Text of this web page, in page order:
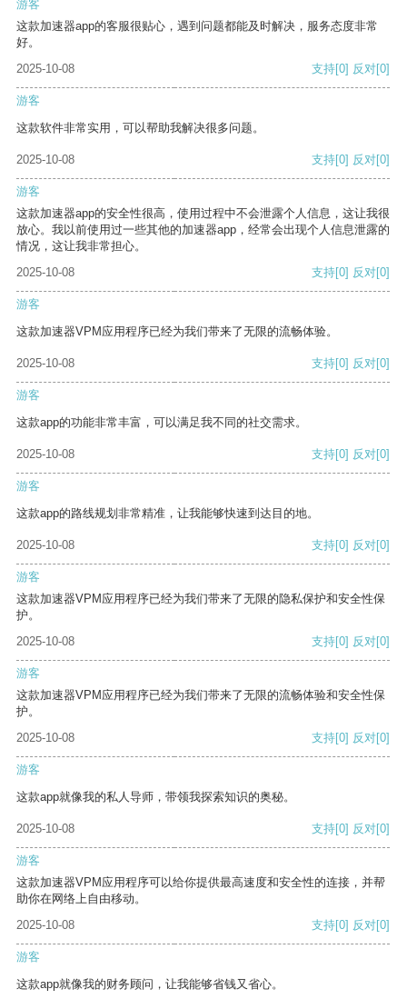
游客
这款加速器app的客服很贴心，遇到问题都能及时解决，服务态度非常
好。
2025-10-08
支持[0] 反对[0]
游客
这款软件非常实用，可以帮助我解决很多问题。
2025-10-08 支持[0] 反对[0]
游客
这款加速器app的安全性很高，使用过程中不会泄露个人信息，这让我很
放心。我以前使用过一些其他的加速器app，经常会出现个人信息泄露的
情况，这让我非常担心。
2025-10-08
支持[0] 反对[0]
游客
这款加速器VPM应用程序已经为我们带来了无限的流畅体验。
2025-10-08 支持[0] 反对[0]
游客
这款app的功能非常丰富，可以满足我不同的社交需求。
2025-10-08 支持[0] 反对[0]
游客
这款app的路线规划非常精准，让我能够快速到达目的地。
2025-10-08 支持[0] 反对[0]
游客
这款加速器VPM应用程序已经为我们带来了无限的隐私保护和安全性保
护。
2025-10-08
支持[0] 反对[0]
游客
这款加速器VPM应用程序已经为我们带来了无限的流畅体验和安全性保
护。
2025-10-08
支持[0] 反对[0]
游客
这款app就像我的私人导师，带领我探索知识的奥秘。
2025-10-08 支持[0] 反对[0]
游客
这款加速器VPM应用程序可以给你提供最高速度和安全性的连接，并帮
助你在网络上自由移动。
2025-10-08
支持[0] 反对[0]
游客
这款app就像我的财务顾问，让我能够省钱又省心。